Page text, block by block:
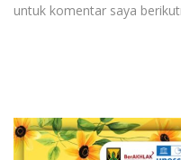
untuk komentar saya